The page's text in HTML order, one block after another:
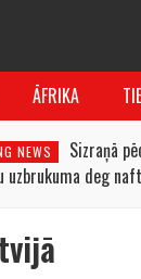
ĀFRIKA
NEWS
Sizraņā
uzbrukuma deg